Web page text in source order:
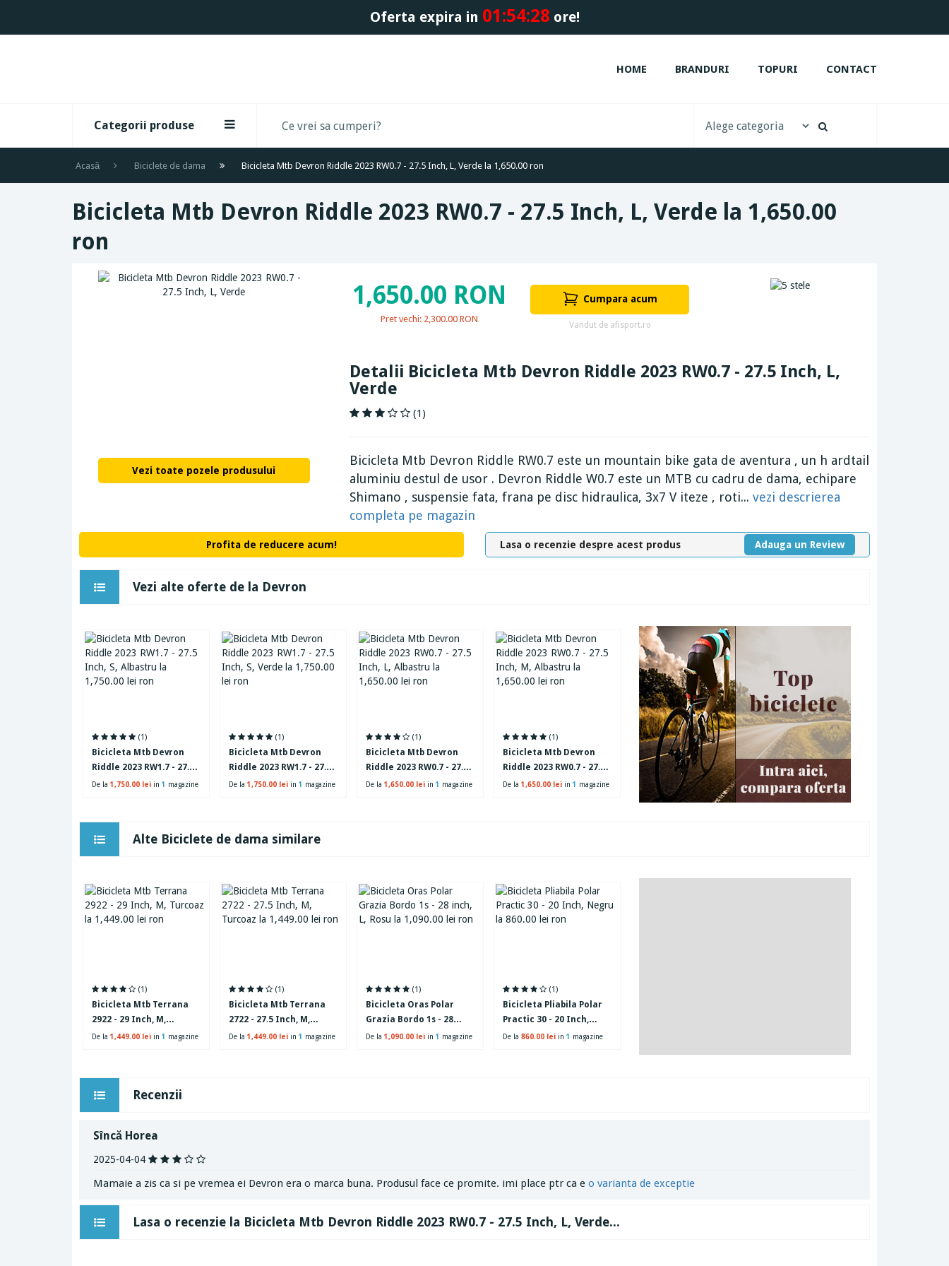
HOME BRANDURI TOPURI CONTACT
Categorii produse
Acasă Biciclete de dama Bicicleta Mtb Devron Riddle 2023 RW0.7 - 27.5 Inch, L, Verde la 1,650.00 ron
Bicicleta Mtb Devron Riddle 2023 RW0.7 - 27.5 Inch, L, Verde la 1,650.00
ron
Vezi toate pozele produsului
1,650.00 RON
Pret vechi: 2,300.00 RON
Cumpara acum
Vandut de afisport.ro
Detalii Bicicleta Mtb Devron Riddle 2023 RW0.7 - 27.5 Inch, L,
Verde
(1)
Bicicleta Mtb Devron Riddle RW0.7 este un mountain bike gata de aventura , un h ardtail
aluminiu destul de usor . Devron Riddle W0.7 este un MTB cu cadru de dama, echipare
Shimano , suspensie fata, frana pe disc hidraulica, 3x7 V iteze , roti...vezi descrierea
completa pe magazin
Profita de reducere acum! Lasa o recenzie despre acest produs Adauga un Review
Vezi alte oferte de la Devron
(1)
Bicicleta Mtb Devron
Riddle 2023 RW1.7 - 27.5
Inch, S, Albastru
De la 1,750.00 lei in 1 magazine
(1)
Bicicleta Mtb Devron
Riddle 2023 RW1.7 - 27.5
Inch, S, Verde
De la 1,750.00 lei in 1 magazine
(1)
Bicicleta Mtb Devron
Riddle 2023 RW0.7 - 27.5
Inch, L, Albastru
De la 1,650.00 lei in 1 magazine
(1)
Bicicleta Mtb Devron
Riddle 2023 RW0.7 - 27.5
Inch, M, Albastru
De la 1,650.00 lei in 1 magazine
Alte Biciclete de dama similare
(1)
Bicicleta Mtb Terrana
2922 - 29 Inch, M,
Turcoaz
De la 1,449.00 lei in 1 magazine
(1)
Bicicleta Mtb Terrana
2722 - 27.5 Inch, M,
Turcoaz
De la 1,449.00 lei in 1 magazine
(1)
Bicicleta Oras Polar
Grazia Bordo 1s - 28
inch, L, Rosu
De la 1,090.00 lei in 1 magazine
(1)
Bicicleta Pliabila Polar
Practic 30 - 20 Inch,
Negru
De la 860.00 lei in 1 magazine
Recenzii
Sîncă Horea
2025-04-04
Mamaie a zis ca si pe vremea ei Devron era o marca buna. Produsul face ce promite. imi place ptr ca e o varianta de exceptie
Lasa o recenzie la Bicicleta Mtb Devron Riddle 2023 RW0.7 - 27.5 Inch, L, Verde...
Oferta expira in 01:54:27 ore!